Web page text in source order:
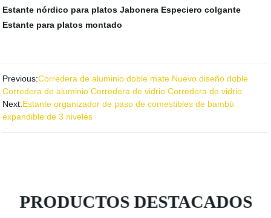
Estante nórdico para platos Jabonera Especiero colgante
Estante para platos montado
Previous:Corredera de aluminio doble mate Nuevo diseño doble
Corredera de aluminio Corredera de vidrio Corredera de vidrio
Next:Estante organizador de paso de comestibles de bambú
expandible de 3 niveles
PRODUCTOS DESTACADOS